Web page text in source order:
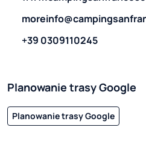
+39 0309110245
Planowanie trasy Google
Planowanie trasy Google